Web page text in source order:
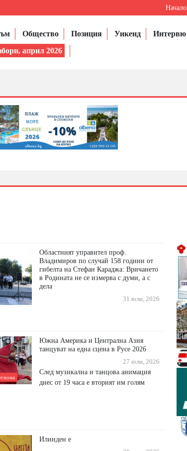
Начало
Общество Позиция Уикенд Интервю
април 2026
Областният управител проф.
Владимиров по случай 158 години от
гибелта на Стефан Караджа: Вричането
в Родината не се измерва с думи, а с
дела
31 юли, 2026
Южна Америка и Централна Азия
танцуват на една сцена в Русе 2026
27 юли, 2026
След музикална и танцова анимация
днес от 19 часа е вторият им голям
Илинден е